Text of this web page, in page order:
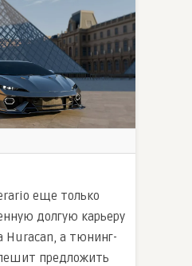
еще только
долгую карьеру
Huracan, а тюнинг-
предложить